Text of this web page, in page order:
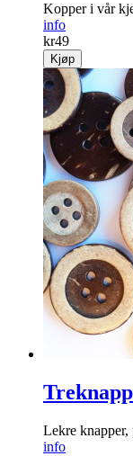
Kopper i vår
info
kr49
Kjøp
Lekre knapper,
info